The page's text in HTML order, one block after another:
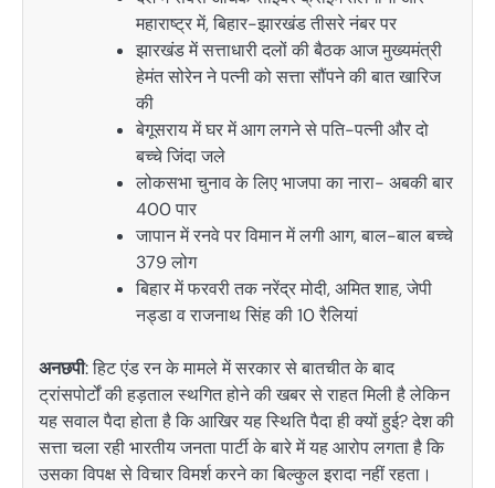
महाराष्ट्र में, बिहार-झारखंड तीसरे नंबर पर
झारखंड में सत्ताधारी दलों की बैठक आज मुख्यमंत्री
हेमंत सोरेन ने पत्नी को सत्ता सौंपने की बात खारिज
की
बेगूसराय में घर में आग लगने से पति-पत्नी और दो
बच्चे जिंदा जले
लोकसभा चुनाव के लिए भाजपा का नारा- अबकी बार
400 पार
जापान में रनवे पर विमान में लगी आग, बाल-बाल बच्चे
379 लोग
बिहार में फरवरी तक नरेंद्र मोदी, अमित शाह, जेपी
नड्डा व राजनाथ सिंह की 10 रैलियां
अनछपी: हिट एंड रन के मामले में सरकार से बातचीत के बाद
ट्रांसपोर्टों की हड़ताल स्थगित होने की खबर से राहत मिली है लेकिन
यह सवाल पैदा होता है कि आखिर यह स्थिति पैदा ही क्यों हुई? देश की
सत्ता चला रही भारतीय जनता पार्टी के बारे में यह आरोप लगता है कि
उसका विपक्ष से विचार विमर्श करने का बिल्कुल इरादा नहीं रहता।